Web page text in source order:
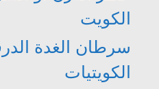
الكويت
سرطان الغدة
الكويتيات